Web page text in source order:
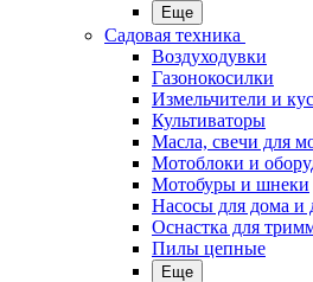
Еще
Садовая техника
Воздуходувки
Газонокосилки
Измельчители и
Культиваторы
Масла, свечи для
Мотоблоки и
Мотобуры и шнеки
Насосы для дома и
Оснастка для
Пилы цепные
Еще